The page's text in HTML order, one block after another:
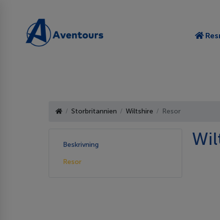
Storbritannien Wiltshire Resor
Beskrivning
Resor